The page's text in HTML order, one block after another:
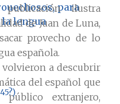
publicación ilustra
de Juan de Luna,
provecho de lo
española.
a descubrir
del español que
extranjero,
para
lengua